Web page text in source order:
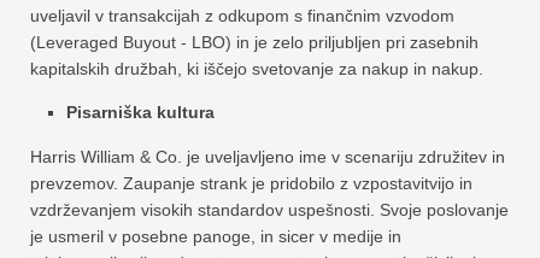
uveljavil v transakcijah z odkupom s finančnim vzvodom
(Leveraged Buyout - LBO) in je zelo priljubljen pri zasebnih
kapitalskih družbah, ki iščejo svetovanje za nakup in nakup.
Pisarniška kultura
Harris William & Co. je uveljavljeno ime v scenariju združitev in
prevzemov. Zaupanje strank je pridobilo z vzpostavitvijo in
vzdrževanjem visokih standardov uspešnosti. Svoje poslovanje
je usmeril v posebne panoge, in sicer v medije in